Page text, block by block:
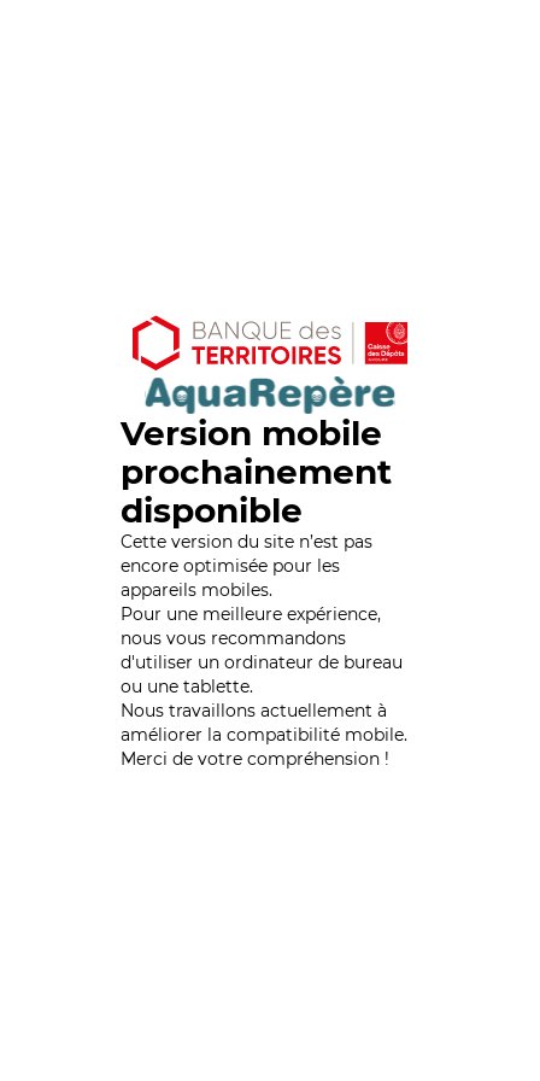
Version mobile
prochainement
disponible
Cette version du site n’est pas
encore optimisée pour les
appareils mobiles.
Pour une meilleure expérience,
nous vous recommandons
d'utiliser un ordinateur de bureau
ou une tablette.
Nous travaillons actuellement à
améliorer la compatibilité mobile.
Merci de votre compréhension !